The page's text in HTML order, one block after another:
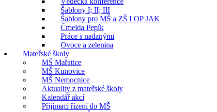
Šablony I; II; III
Šablony pro MŠ a ZŠ I OP JAK
Čmelda Pepík
Práce s nadanými
Ovoce a zelenina
Mateřské školy
MŠ Mařatice
MŠ Kunovice
MŠ Nemocnice
Aktuality z mateřské školy
Kalendář akcí
Přijímací řízení do MŠ